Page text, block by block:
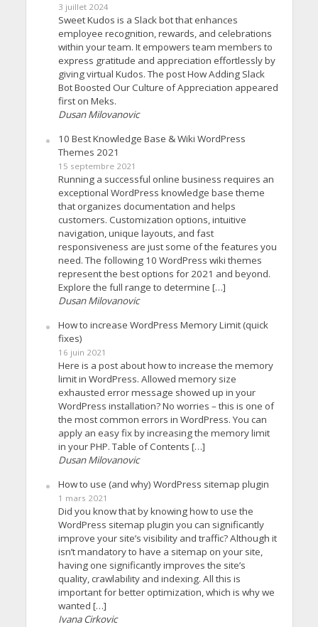
3 juillet 2024
Sweet Kudos is a Slack bot that enhances
employee recognition, rewards, and celebrations
within your team. It empowers team members to
express gratitude and appreciation effortlessly by
giving virtual Kudos. The post How Adding Slack
Bot Boosted Our Culture of Appreciation appeared
first on Meks.
Dusan Milovanovic
10 Best Knowledge Base & Wiki WordPress
Themes 2021
15 septembre 2021
Running a successful online business requires an
exceptional WordPress knowledge base theme
that organizes documentation and helps
customers. Customization options, intuitive
navigation, unique layouts, and fast
responsiveness are just some of the features you
need. The following 10 WordPress wiki themes
represent the best options for 2021 and beyond.
Explore the full range to determine […]
Dusan Milovanovic
How to increase WordPress Memory Limit (quick
fixes)
16 juin 2021
Here is a post about how to increase the memory
limit in WordPress. Allowed memory size
exhausted error message showed up in your
WordPress installation? No worries – this is one of
the most common errors in WordPress. You can
apply an easy fix by increasing the memory limit
in your PHP. Table of Contents […]
Dusan Milovanovic
How to use (and why) WordPress sitemap plugin
1 mars 2021
Did you know that by knowing how to use the
WordPress sitemap plugin you can significantly
improve your site’s visibility and traffic? Although it
isn’t mandatory to have a sitemap on your site,
having one significantly improves the site’s
quality, crawlability and indexing. All this is
important for better optimization, which is why we
wanted […]
Ivana Cirkovic